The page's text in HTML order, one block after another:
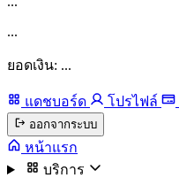
...
ยอดเงิน: ...
แดชบอร์ด โปรไฟล์
ออกจากระบบ
หน้าแรก
บริการ